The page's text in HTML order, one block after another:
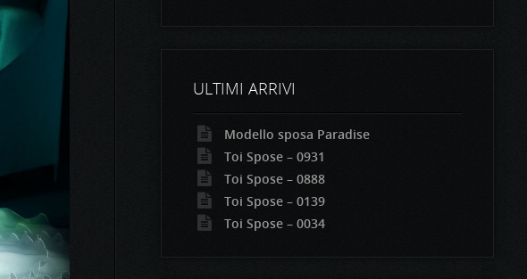
ULTIMI ARRIVI
Modello sposa Paradise
Toi Spose – 0931
Toi Spose – 0888
Toi Spose – 0139
Toi Spose – 0034